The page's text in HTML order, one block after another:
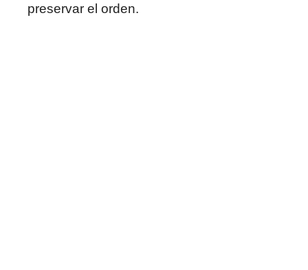
preservar el orden.